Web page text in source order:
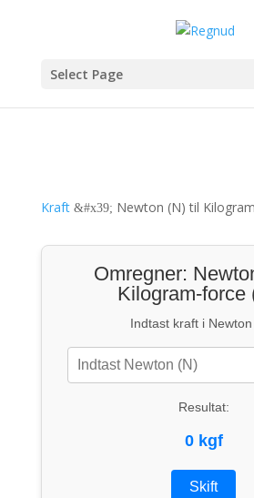
Select Page
Kraft &#x39; Newton (N) til
Omregner:
Kilogram-force
Indtast kraft i
Resultat:
0 kgf
Skift